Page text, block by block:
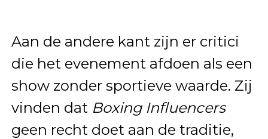
Aan de andere kant zijn er critici
die het evenement afdoen als een
show zonder sportieve waarde. Zij
vinden dat Boxing Influencers
geen recht doet aan de traditie,